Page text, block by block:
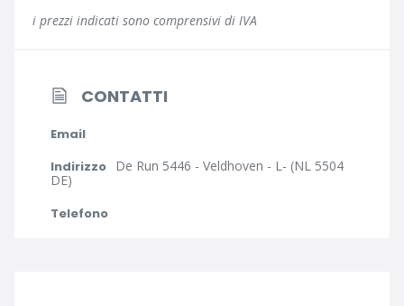
i prezzi indicati sono comprensivi di IVA
CONTATTI
Email
Indirizzo De Run 5446 - Veldhoven - L- (NL 5504
DE)
Telefono